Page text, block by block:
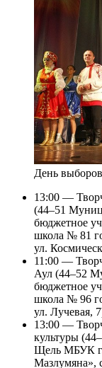
День
13:00 —
(44–51
бюджетное
школа № 81
ул.
11:00 —
Аул (44–52
бюджетное
школа № 96
ул. Лучевая,
13:00 —
культуры
Щель МБУК
Мазлумяна»,